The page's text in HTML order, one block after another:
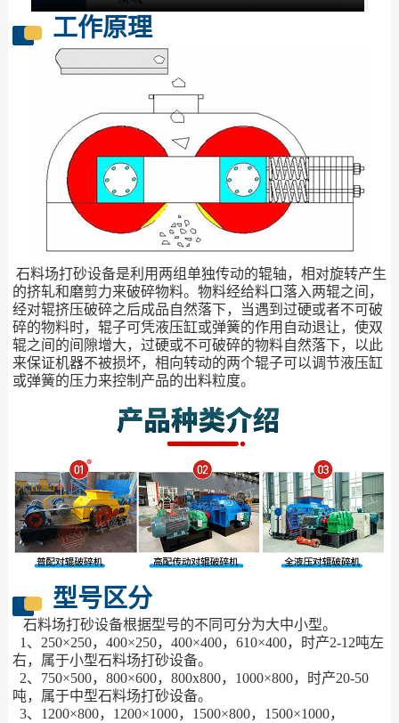
工作原理
石料场打砂设备是利用两组单独传动的辊轴，相对旋转产生
的挤轧和磨剪力来破碎物料。物料经给料口落入两辊之间，
经对辊挤压破碎之后成品自然落下，当遇到过硬或者不可破
碎的物料时，辊子可凭液压缸或弹簧的作用自动退让，使双
辊之间的间隙增大，过硬或不可破碎的物料自然落下，以此
来保证机器不被损坏，相向转动的两个辊子可以调节液压缸
或弹簧的压力来控制产品的出料粒度。
型号区分
石料场打砂设备根据型号的不同可分为大中小型。
1、250×250，400×250，400×400，610×400，时产2-12吨左
右，属于小型石料场打砂设备。
2、750×500，800×600，800x800，1000×800，时产20-50
吨，属于中型石料场打砂设备。
3、1200×800，1200×1000，1500×800，1500×1000，